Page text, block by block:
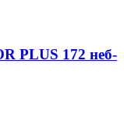
PLUS 172 неб-